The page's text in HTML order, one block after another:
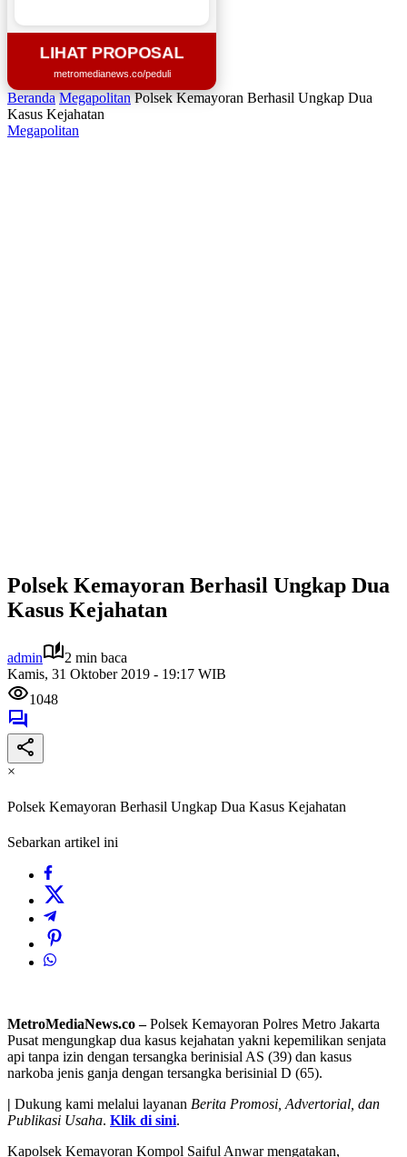
LIHAT PROPOSAL
metromedianews.co/peduli
Beranda Megapolitan Polsek Kemayoran Berhasil Ungkap Dua
Kasus Kejahatan
Megapolitan
Polsek Kemayoran Berhasil Ungkap Dua
Kasus Kejahatan
admin
2 min baca
Kamis, 31 Oktober 2019 - 19:17 WIB
1048
×
Polsek Kemayoran Berhasil Ungkap Dua Kasus Kejahatan
Sebarkan artikel ini
MetroMediaNews.co –Polsek Kemayoran Polres Metro Jakarta
Pusat mengungkap dua kasus kejahatan yakni kepemilikan senjata
api tanpa izin dengan tersangka berinisial AS (39) dan kasus
narkoba jenis ganja dengan tersangka berisinial D (65).
| Dukung kami melalui layanan Berita Promosi, Advertorial, dan
Publikasi Usaha. Klik di sini.
Kapolsek Kemayoran Kompol Saiful Anwar mengatakan,